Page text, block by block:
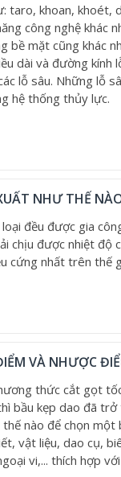
taro, khoan, khoét,
công nghệ khác
bề mặt cũng khác
dài và đường kính
lỗ sâu. Những lỗ
hệ thống thủy lực.
NHƯ THẾ
đều được gia
chịu được nhiệt độ
cứng nhất trên thế
VÀ NHƯỢC
thức cắt gọt
bầu kẹp dao đã
nào để chọn
vật liệu, dao cụ,
vi,... thích hợp